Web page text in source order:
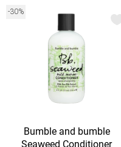
-30%
Bumble and bumble
Seaweed Conditioner